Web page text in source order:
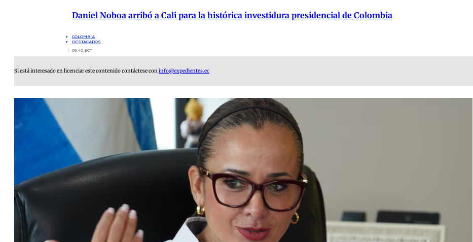
Daniel Noboa arribó a Cali para la histórica investidura presidencial de Colombia
COLOMBIA
DESTACADOS
09:40 ECT
Si está interesado en licenciar este contenido contáctese coninfo@expedientes.ec